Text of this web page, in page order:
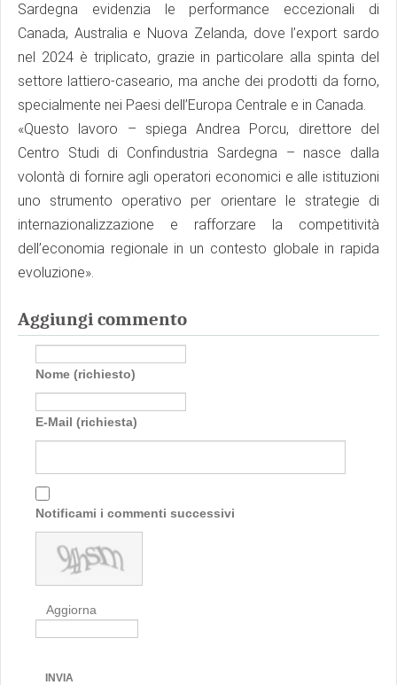
Sardegna evidenzia le performance eccezionali di
Canada, Australia e Nuova Zelanda, dove l’export sardo
nel 2024 è triplicato, grazie in particolare alla spinta del
settore lattiero-caseario, ma anche dei prodotti da forno,
specialmente nei Paesi dell’Europa Centrale e in Canada.
«Questo lavoro – spiega Andrea Porcu, direttore del
Centro Studi di Confindustria Sardegna – nasce dalla
volontà di fornire agli operatori economici e alle istituzioni
uno strumento operativo per orientare le strategie di
internazionalizzazione e rafforzare la competitività
dell’economia regionale in un contesto globale in rapida
evoluzione».
Aggiungi commento
Nome (richiesto)
E-Mail (richiesta)
Notificami i commenti successivi
Aggiorna
INVIA